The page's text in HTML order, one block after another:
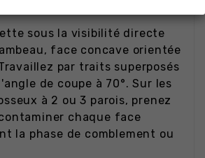
sous la visibilité directe
face concave orientée
par traits superposés
de coupe à 70°. Sur les
à 2 ou 3 parois, prenez
chaque face
la phase de comblement ou